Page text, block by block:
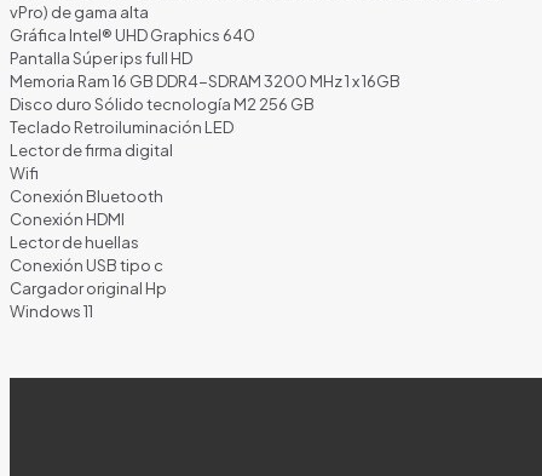
vPro) de gama alta
Gráfica Intel® UHD Graphics 640
Pantalla Súper ips full HD
Memoria Ram 16 GB DDR4-SDRAM 3200 MHz 1 x 16GB
Disco duro Sólido tecnología M2 256 GB
Teclado Retroiluminación LED
Lector de firma digital
Wifi
Conexión Bluetooth
Conexión HDMI
Lector de huellas
Conexión USB tipo c
Cargador original Hp
Windows 11